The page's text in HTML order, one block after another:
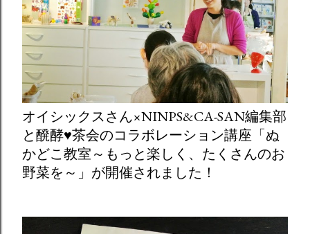
オイシックスさん×NINPS&CA-SAN編集部
と醗酵♥茶会のコラボレーション講座「ぬ
かどこ教室～もっと楽しく、たくさんのお
野菜を～」が開催されました！